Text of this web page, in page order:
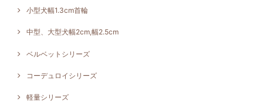
小型犬幅1.3cm首輪
中型、大型犬幅2cm,幅2.5cm
ベルベットシリーズ
コーデュロイシリーズ
軽量シリーズ